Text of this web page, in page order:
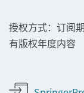
授权方式： 订阅
有版权年度内容